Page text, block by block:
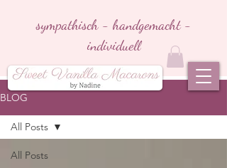
sympathisch - handgemacht -
individuell
BLOG
All Posts
All Posts